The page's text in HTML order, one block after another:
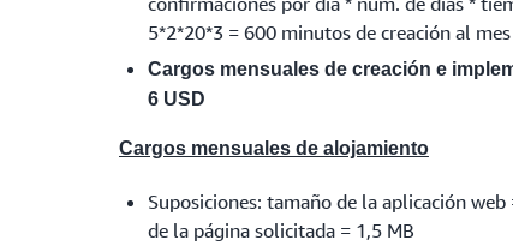
5*2*20*3 = 600 minutos de creación al mes
Cargos mensuales de creación e
6 USD
Cargos mensuales de alojamiento
Suposiciones: tamaño de la aplicación
de la página solicitada = 1,5 MB